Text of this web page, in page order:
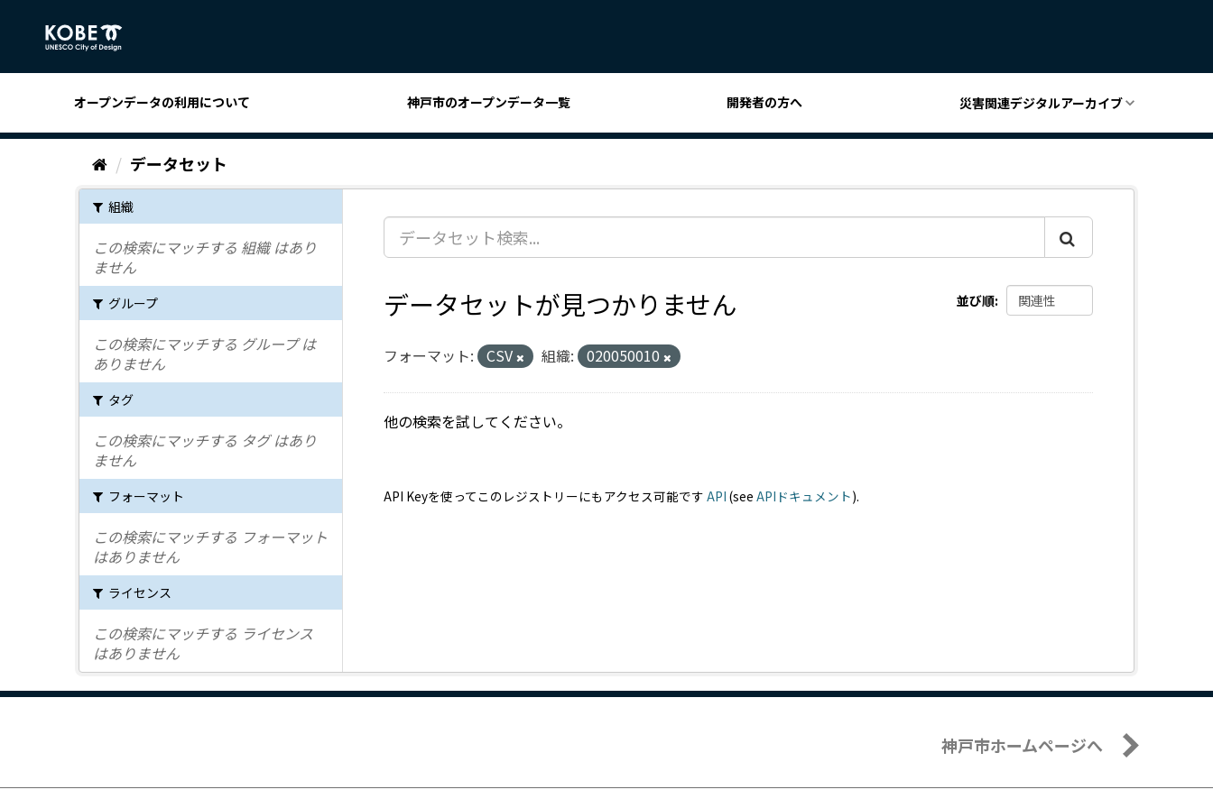
プ
内
オープンデータの利用について 神戸市のオープンデータ一覧 開発者の方へ 災害関連デジタルアーカイブ
データセット
組織
この検索にマッチする 組織 はあり
ません
グループ
この検索にマッチする グループ は
ありません
タグ
この検索にマッチする タグ はあり
ません
フォーマット
この検索にマッチする フォーマット
はありません
ライセンス
この検索にマッチする ライセンス
はありません
並び順
データセットが見つかりません
フォーマット: CSV 組織: 020050010
他の検索を試してください。
API Keyを使ってこのレジストリーにもアクセス可能です API (see APIドキュメント).
神戸市ホームページへ